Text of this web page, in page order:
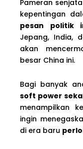
Pameran
kepentingan
pesan politik
Jepang, India,
akan
besar China ini.
Bagi banyak
soft power
menampilkan
ingin
di era baru